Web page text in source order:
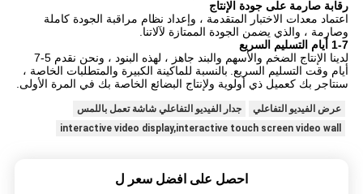
رقابة صارمة على جودة الإنتاج
اعتماد معدات الاختبار المتقدمة ، وإعداد نظام مراقبة الجودة كاملة
وصارمة ، والذي يضمن الجودة الممتازة لآلاتنا.
1-7 أيام التسليم السريع
لدينا الإنتاج الضخم والأسهم والبند جاهز ، لهذه البنود ، ونحن نقدم 5-7
أيام وقت التسليم السريع. بالنسبة للماكينة الكبيرة والمتطلبات الخاصة ،
سنتاجر بك كعميل ذي أولوية ولإنتاج البضائع الخاصة بك في المرة الأولى.
عرض الفيديو التفاعلي
جدار الفيديو التفاعلي شاشة تعمل باللمس
interactive video display,interactive touch screen video wall
احصل على افضل سعر ل